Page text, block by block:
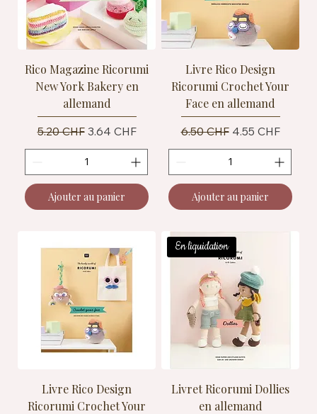
Rico Magazine Ricorumi
New York Bakery en
allemand
Prix original
5.20 CHF Prix promotionnel
3.64 CHF
Ajouter au panier
Livre Rico Design
Ricorumi Crochet Your
Face en allemand
Prix original
6.50 CHF Prix
4.55 CHF
Ajouter au panier
Livre Rico Design
Ricorumi Crochet Your
En liquidation
Livret Ricorumi Dollies
en allemand